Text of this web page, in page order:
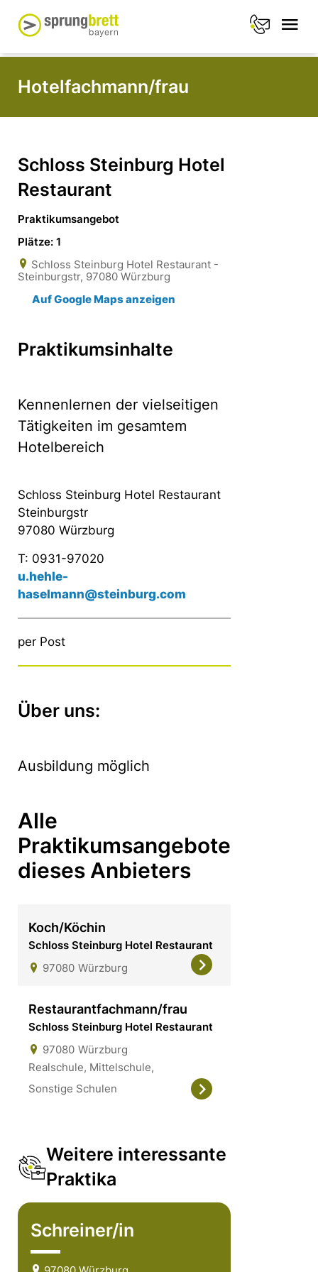
Hotelfachmann/frau
Schloss Steinburg Hotel
Restaurant
Praktikumsangebot
Plätze: 1
Schloss Steinburg Hotel Restaurant -
Steinburgstr, 97080 Würzburg
Auf Google Maps anzeigen
Praktikumsinhalte
Kennenlernen der vielseitigen
Tätigkeiten im gesamtem
Hotelbereich
Schloss Steinburg Hotel Restaurant
Steinburgstr
97080 Würzburg
T: 0931-97020
u.hehle-
haselmann@steinburg.com
per Post
Über uns:
Ausbildung möglich
Alle
Praktikumsangebote
dieses Anbieters
Koch/Köchin
Schloss Steinburg Hotel Restaurant
97080 Würzburg
Restaurantfachmann/frau
Schloss Steinburg Hotel Restaurant
97080 Würzburg
Realschule, Mittelschule,
Sonstige Schulen
Weitere interessante
Praktika
Schreiner/in